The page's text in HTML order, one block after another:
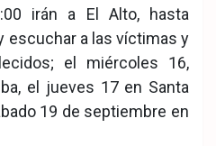
irán a El Alto, hasta
escuchar a las víctimas y
el miércoles 16,
el jueves 17 en Santa
19 de septiembre en